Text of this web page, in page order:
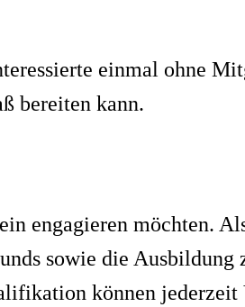
einmal ohne
bereiten kann.
engagieren möchten.
sowie die
können jederzeit